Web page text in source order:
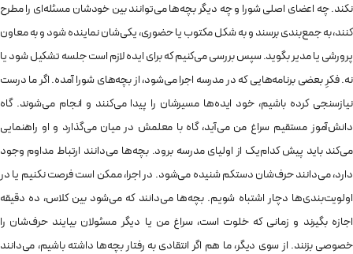
نکند. چه اعضای اصلی شورا و چه دیگر بچه‌ها می‌توانند بین خودشان مسئله‌ای را مطرح
کنند، به جمع‌بندی برسند و به شکل مکتوب یا حضوری، یکی‌شان نماینده شود و به معاون
پرورشی یا مدیر بگوید. سپس بررسی می‌کنیم که برای ایده لازم است جلسه تشکیل شود یا
نه. فکرِ بعضی برنامه‌هایی که در مدرسه اجرا می‌شود، از بچه‌های شورا آمده. اگر ما درست
نیازسنجی کرده باشیم، خود ایده‌ها مسیرشان را پیدا می‌کنند و انجام می‌شوند. گاه
دانش‌آموز مستقیم سراغ من می‌آید، گاه با معلمش در میان می‌گذارد و او راهنمایی
می‌کند باید پیش کدام‌یک از اولیای مدرسه برود. بچه‌ها می‌دانند ارتباط مداوم وجود
دارد، می‌دانند حرف‌شان دستکم شنیده می‌شود. در اجرا، ممکن است فرصت نکنیم یا در
اولویت‌بندی‌ها دچار اشتباه شویم. بچه‌ها می‌دانند که می‌شود بین کلاس، ده دقیقه
اجازه بگیرند و زمانی که خلوت است، سراغ من یا دیگر مسئولان بیایند حرف‌شان را
خصوصی بزنند. از سوی دیگر، ما هم اگر انتقادی به رفتار بچه‌ها داشته باشیم، می‌دانند